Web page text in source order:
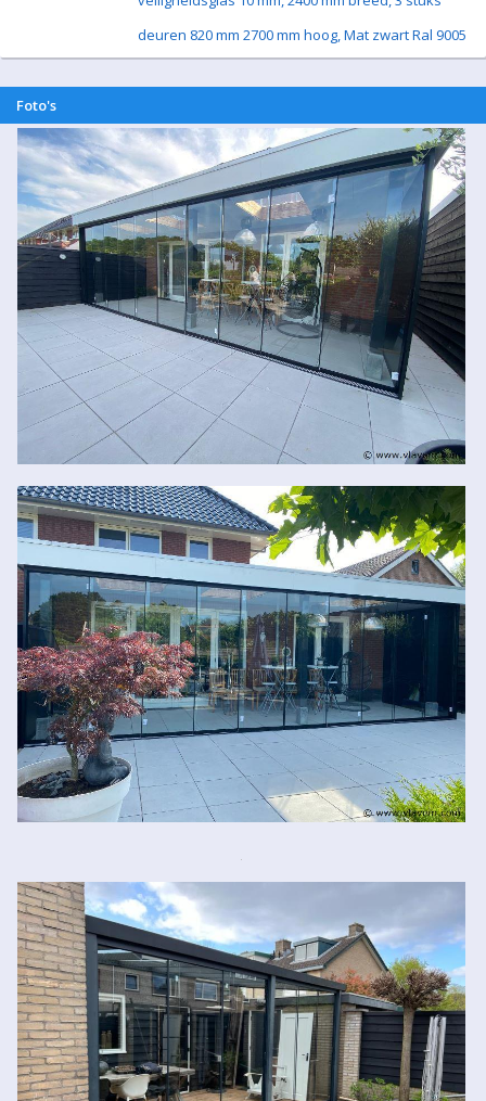
deuren 820 mm 2700 mm hoog, Mat zwart Ral 9005
Foto's